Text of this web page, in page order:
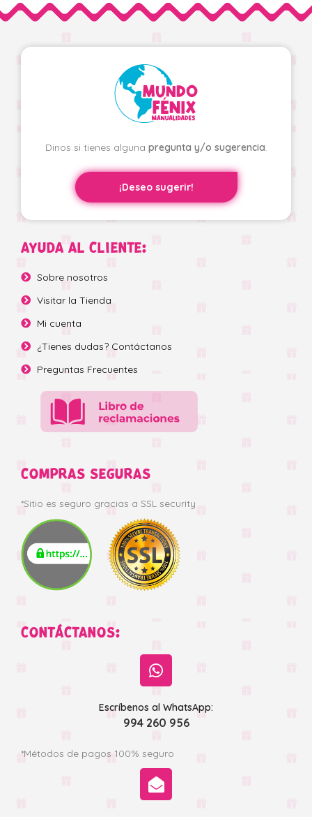
Dinos si tienes alguna pregunta y/o sugerencia.
¡Deseo sugerir!
AYUDA AL CLIENTE:
Sobre nosotros
Visitar la Tienda
Mi cuenta
¿Tienes dudas? Contáctanos
Preguntas Frecuentes
COMPRAS SEGURAS
*Sitio es seguro gracias a SSL security
CONTÁCTANOS:
Escríbenos al WhatsApp:
994 260 956
*Métodos de pagos 100% seguro